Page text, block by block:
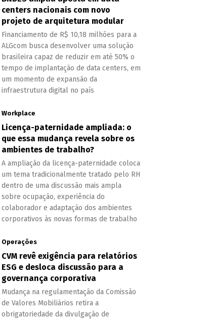
centers nacionais com novo
projeto de arquitetura modular
Financiamento de R$ 10,18 milhões para a
ALGcom busca desenvolver uma solução
brasileira capaz de reduzir em até 50% o
tempo de implantação de data centers, em
um momento de expansão da
infraestrutura digital no país
Workplace
Licença-paternidade ampliada: o
que essa mudança revela sobre os
ambientes de trabalho?
A ampliação da licença-paternidade coloca
um tema tradicionalmente tratado pelo RH
dentro de uma discussão mais ampla
sobre ocupação, experiência do
colaborador e adaptação dos ambientes
corporativos às novas formas de trabalho
Operações
CVM revê exigência para relatórios
ESG e desloca discussão para a
governança corporativa
Mudança na regulamentação da Comissão
de Valores Mobiliários retira a
obrigatoriedade da divulgação de